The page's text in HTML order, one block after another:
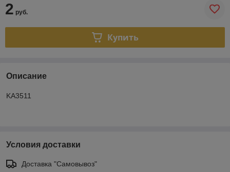
2 руб.
Купить
Описание
KA3511
Условия доставки
Доставка "Самовывоз"